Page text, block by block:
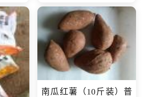
南瓜红薯（10斤装）普